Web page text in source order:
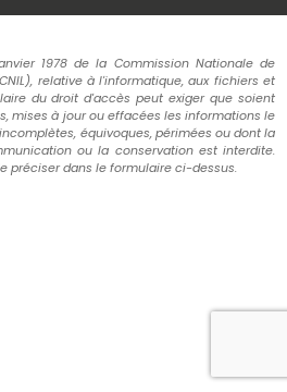
1978 de la Commission Nationale de
relative à l'informatique, aux fichiers et
du droit d'accès peut exiger que soient
mises à jour ou effacées les informations le
équivoques, périmées ou dont la
ou la conservation est interdite.
préciser dans le formulaire ci-dessus.